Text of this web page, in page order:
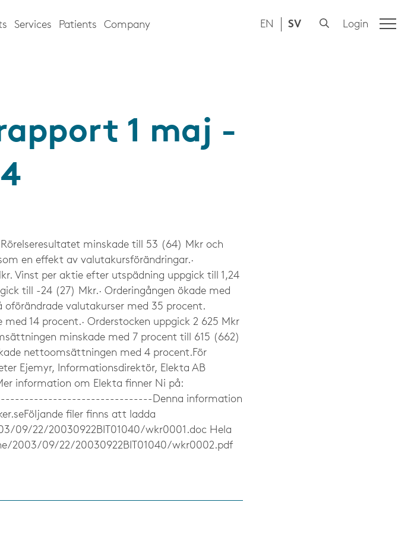
Services Patients Company EN SV Login
1 maj -
minskade till 53 (64) Mkr och
en effekt av valutakursförändringar.·
Vinst per aktie efter utspädning uppgick till 1,24
till -24 (27) Mkr.· Orderingången ökade med
valutakurser med 35 procent.
14 procent.· Orderstocken uppgick 2 625 Mkr
minskade med 7 procent till 615 (662)
nettoomsättningen med 4 procent.För
Ejemyr, Informationsdirektör, Elekta AB
information om Elekta finner Ni på:
Denna information
filer finns att ladda
09/22/20030922BIT01040/wkr0001.doc Hela
2003/09/22/20030922BIT01040/wkr0002.pdf